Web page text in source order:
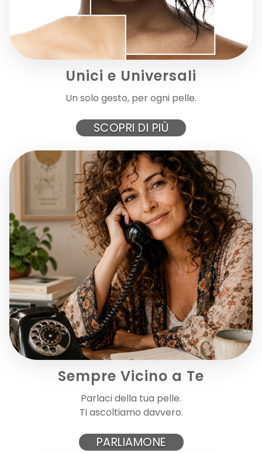
FLUIDO ATTIVO PURIFICANTE
22,00 €
AGGIUNGI AL CARRELLO
CUTE - DEODORANTE IN CREMA
Unici e Universali
Un solo gesto, per ogni pelle.
SCOPRI DI PIÙ
Sempre Vicino a Te
Parlaci della tua pelle.
Ti ascoltiamo davvero.
PARLIAMONE